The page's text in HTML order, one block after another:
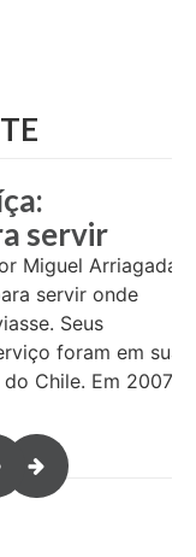
servir
Miguel Arriagada
servir onde
Seus
foram em sua
Chile. Em 2007,